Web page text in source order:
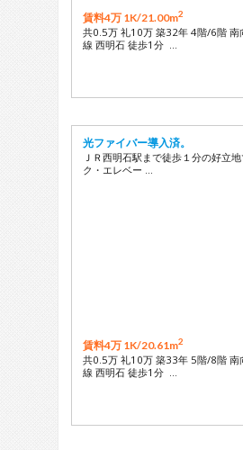
賃料4万 1K/21.00m2
共0.5万 礼10万 築32年 4階/6階 南
線 西明石 徒歩1分 …
光ファイバー導入済。
ＪＲ西明石駅まで徒歩１分の好立
ク・エレベー …
賃料4万 1K/20.61m2
共0.5万 礼10万 築33年 5階/8階 南
線 西明石 徒歩1分 …